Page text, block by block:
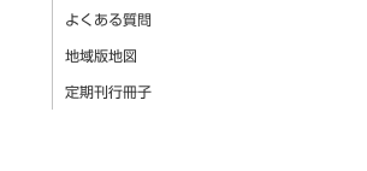
よくある質問
地域版地図
定期刊行冊子